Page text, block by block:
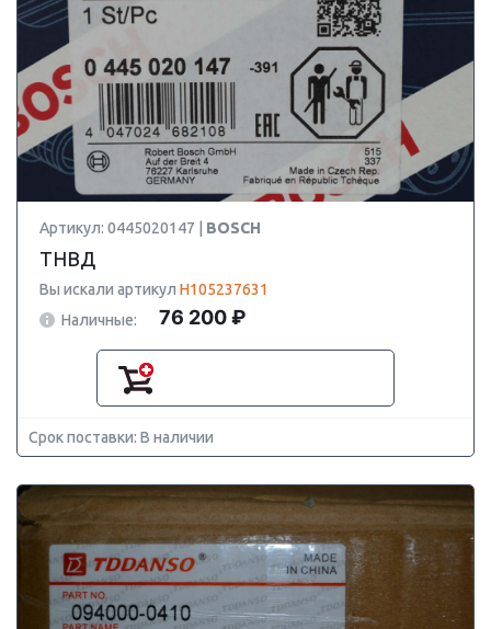
Артикул: 0445020147 | BOSCH
ТНВД
Вы искали артикул H105237631
Наличные:
76 200 ₽
Срок поставки: В наличии